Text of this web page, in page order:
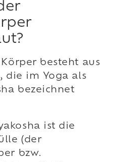
besteht aus
die im Yoga als
bezeichnet
ist die
(der
bzw.